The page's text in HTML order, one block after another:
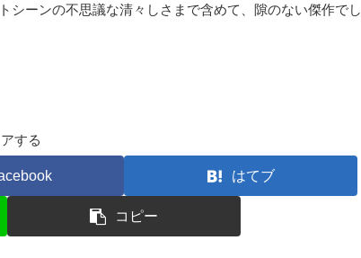
シーンの不思議な清々しさまで含めて、隙のない傑作でし
する
はてブ
コピー